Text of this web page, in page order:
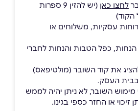
לחצו כאן
(יש להזין 9 ספרות
הקוד)
עסקיות, משלוחים או
כפל הטבות והנחות לחברי
את קוד השובר (מולטיפאס)
העסק.
השובר, לא ניתן יהיה לממש
זיכוי או החזר כספי בגינו.